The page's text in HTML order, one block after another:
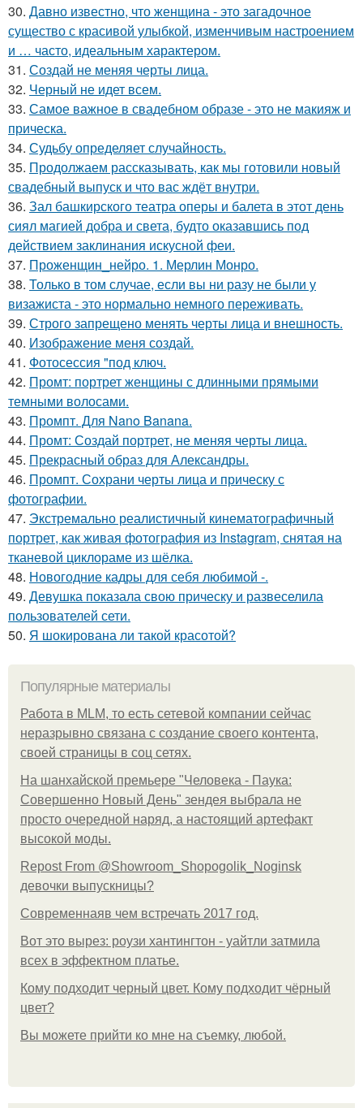
30. Давно известно, что женщина - это загадочное
существо с красивой улыбкой, изменчивым настроением
и … часто, идеальным характером.
31. Создай не меняя черты лица.
32. Черный не идет всем.
33. Самое важное в свадебном образе - это не макияж и
прическа.
34. Судьбу определяет случайность.
35. Продолжаем рассказывать, как мы готовили новый
свадебный выпуск и что вас ждёт внутри.
36. Зал башкирского театра оперы и балета в этот день
сиял магией добра и света, будто оказавшись под
действием заклинания искусной феи.
37. Проженщин_нейро. 1. Мерлин Монро.
38. Только в том случае, если вы ни разу не были у
визажиста - это нормально немного переживать.
39. Строго запрещено менять черты лица и внешность.
40. Изображение меня создай.
41. Фотосессия "под ключ.
42. Промт: портрет женщины с длинными прямыми
темными волосами.
43. Промпт. Для Nano Banana.
44. Промт: Создай портрет, не меняя черты лица.
45. Прекрасный образ для Александры.
46. Промпт. Сохрани черты лица и прическу с
фотографии.
47. Экстремально реалистичный кинематографичный
портрет, как живая фотография из Instagram, снятая на
тканевой циклораме из шёлка.
48. Новогодние кадры для себя любимой -.
49. Девушка показала свою прическу и развеселила
пользователей сети.
50. Я шокирована ли такой красотой?
Популярные материалы
Работа в MLM, то есть сетевой компании сейчас
неразрывно связана с создание своего контента,
своей страницы в соц сетях.
На шанхайской премьере "Человека - Паука:
Совершенно Новый День" зендея выбрала не
просто очередной наряд, а настоящий артефакт
высокой моды.
Repost From @Showroom_Shopogolik_Noginsk
девочки выпускницы?
Современнаяв чем встречать 2017 год.
Вот это вырез: роузи хантингтон - уайтли затмила
всех в эффектном платьe.
Кому подходит черный цвет. Кому подходит чёрный
цвет?
Вы можете прийти ко мне на съемку, любой.